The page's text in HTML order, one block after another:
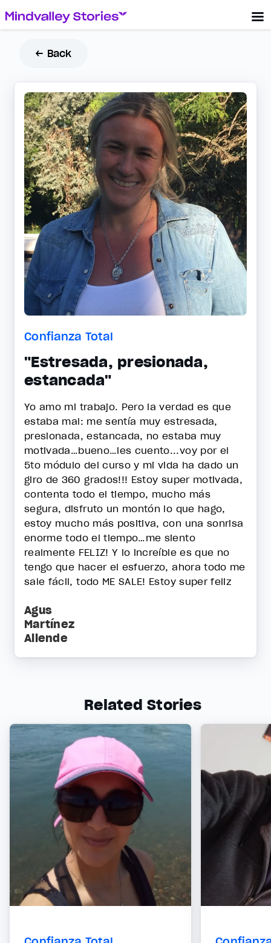
← Back
Confianza Total
"Estresada, presionada,
estancada"
Yo amo mi trabajo. Pero la verdad es que
estaba mal: me sentía muy estresada,
presionada, estancada, no estaba muy
motivada…bueno…les cuento...voy por el
5to módulo del curso y mi vida ha dado un
giro de 360 grados!!! Estoy super motivada,
contenta todo el tiempo, mucho más
segura, disfruto un montón lo que hago,
estoy mucho más positiva, con una sonrisa
enorme todo el tiempo…me siento
realmente FELIZ! Y lo increíble es que no
tengo que hacer el esfuerzo, ahora todo me
sale fácil, todo ME SALE! Estoy super feliz
Agus
Martínez
Allende
Related Stories